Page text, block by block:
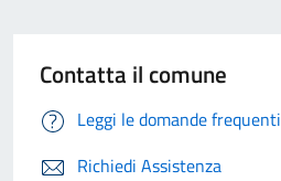
Contatta il comune
Leggi le domande frequenti
Richiedi Assistenza